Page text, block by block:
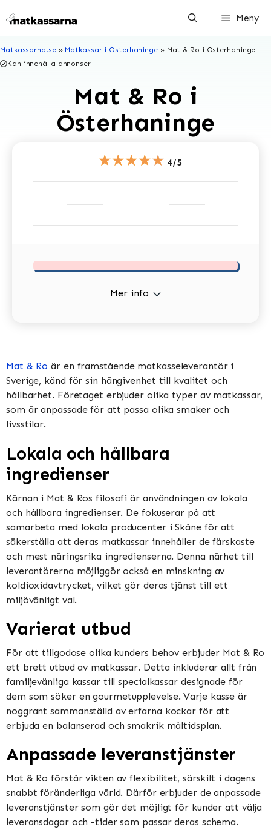
till
Meny
Matkassarna.se» Matkassar i Österhaninge» Mat & Ro i Österhaninge
Kan innehålla annonser
Mat & Ro i
Österhaninge
★★★★★ 4/5
Mer info
Mat & Ro är en framstående matkasseleverantör i
Sverige, känd för sin hängivenhet till kvalitet och
hållbarhet. Företaget erbjuder olika typer av matkassar,
som är anpassade för att passa olika smaker och
livsstilar.
Lokala och hållbara
ingredienser
Kärnan i Mat & Ros filosofi är användningen av lokala
och hållbara ingredienser. De fokuserar på att
samarbeta med lokala producenter i Skåne för att
säkerställa att deras matkassar innehåller de färskaste
och mest näringsrika ingredienserna. Denna närhet till
leverantörerna möjliggör också en minskning av
koldioxidavtrycket, vilket gör deras tjänst till ett
miljövänligt val.
Varierat utbud
För att tillgodose olika kunders behov erbjuder Mat & Ro
ett brett utbud av matkassar. Detta inkluderar allt från
familjevänliga kassar till specialkassar designade för
dem som söker en gourmetupplevelse. Varje kasse är
noggrant sammanställd av erfarna kockar för att
erbjuda en balanserad och smakrik måltidsplan.
Anpassade leveranstjänster
Mat & Ro förstår vikten av flexibilitet, särskilt i dagens
snabbt föränderliga värld. Därför erbjuder de anpassade
leveranstjänster som gör det möjligt för kunder att välja
leveransdagar och -tider som passar deras schema.